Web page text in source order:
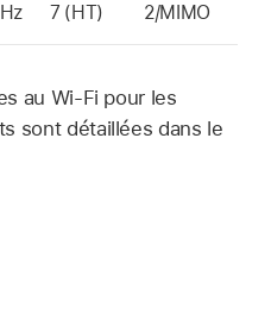
7 (HT) 2/MIMO
au Wi-Fi pour les
sont détaillées dans le